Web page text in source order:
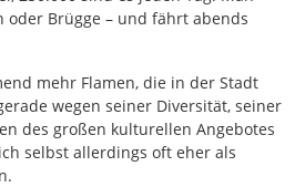
oder Brügge – und fährt abends
mehr Flamen, die in der Stadt
wegen seiner Diversität, seiner
des großen kulturellen Angebotes
selbst allerdings oft eher als